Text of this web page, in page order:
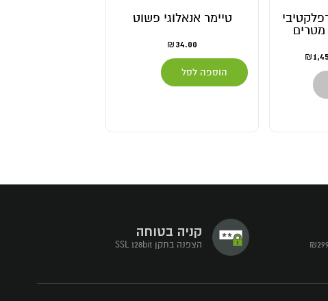
₪
טיימר אנאלוגי פשוט
₪34.00
הוספה לסל
קניה בטוחה
הצפנה בתקן SSL 128bit